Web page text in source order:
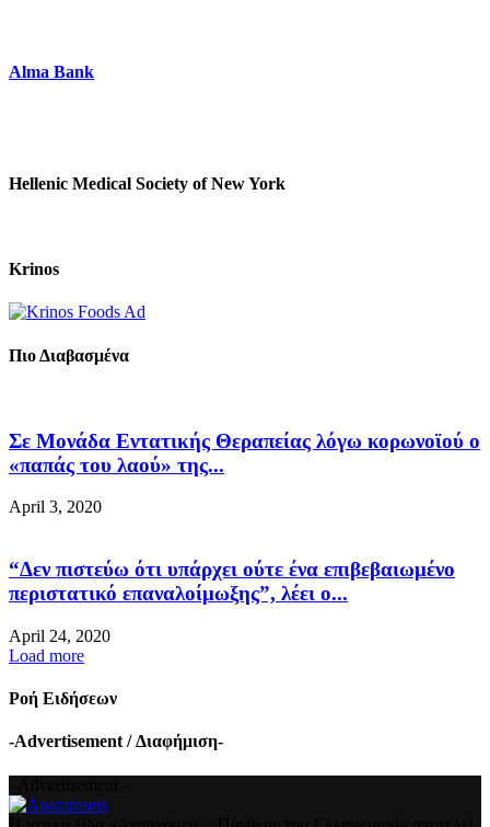
Alma Bank
Hellenic Medical Society of New York
Krinos
Πιο Διαβασμένα
Σε Μονάδα Εντατικής Θεραπείας λόγω κορωνοϊού ο
«παπάς του λαού» της...
April 3, 2020
“Δεν πιστεύω ότι υπάρχει ούτε ένα επιβεβαιωμένο
περιστατικό επαναλοίμωξης”, λέει ο...
April 24, 2020
Load more
Ροή Ειδήσεων
-Advertisement / Διαφήμιση-